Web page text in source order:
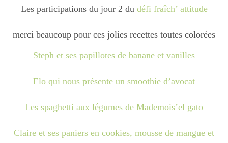
Apéro
plats
Les participations du jour 2 dudéfi fraîch’ attitude
merci beaucoup pour ces jolies recettes toutes colorées
Steph et ses papillotes de banane et vanilles
Elo qui nous présente un smoothie d’avocat
Les spaghetti aux légumes de Mademois’el gato
Claire et ses paniers en cookies, mousse de mangue et